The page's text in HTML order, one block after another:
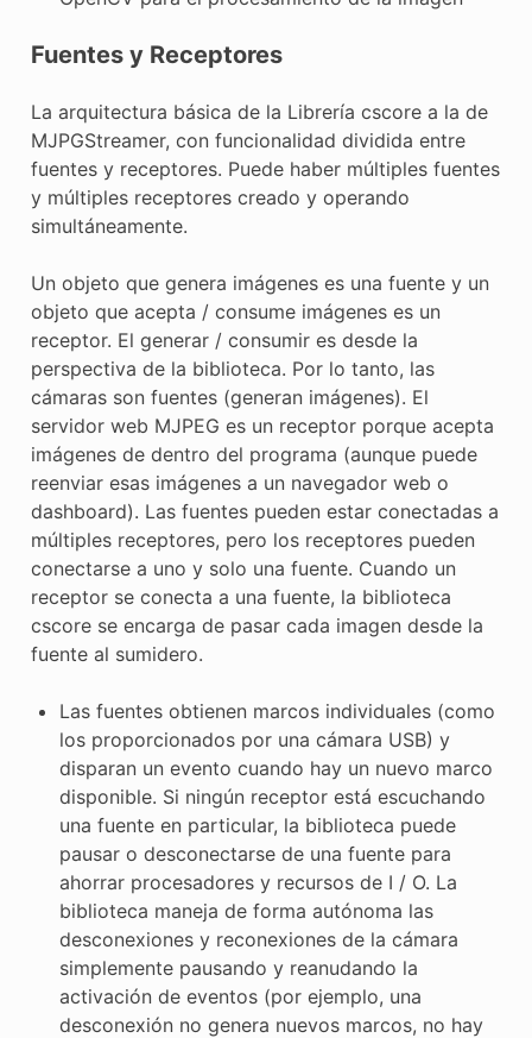
Fuentes y Receptores
La arquitectura básica de la Librería cscore a la de
MJPGStreamer, con funcionalidad dividida entre
fuentes y receptores. Puede haber múltiples fuentes
y múltiples receptores creado y operando
simultáneamente.
Un objeto que genera imágenes es una fuente y un
objeto que acepta / consume imágenes es un
receptor. El generar / consumir es desde la
perspectiva de la biblioteca. Por lo tanto, las
cámaras son fuentes (generan imágenes). El
servidor web MJPEG es un receptor porque acepta
imágenes de dentro del programa (aunque puede
reenviar esas imágenes a un navegador web o
dashboard). Las fuentes pueden estar conectadas a
múltiples receptores, pero los receptores pueden
conectarse a uno y solo una fuente. Cuando un
receptor se conecta a una fuente, la biblioteca
cscore se encarga de pasar cada imagen desde la
fuente al sumidero.
Las fuentes obtienen marcos individuales (como
los proporcionados por una cámara USB) y
disparan un evento cuando hay un nuevo marco
disponible. Si ningún receptor está escuchando
una fuente en particular, la biblioteca puede
pausar o desconectarse de una fuente para
ahorrar procesadores y recursos de I / O. La
biblioteca maneja de forma autónoma las
desconexiones y reconexiones de la cámara
simplemente pausando y reanudando la
activación de eventos (por ejemplo, una
desconexión no genera nuevos marcos, no hay